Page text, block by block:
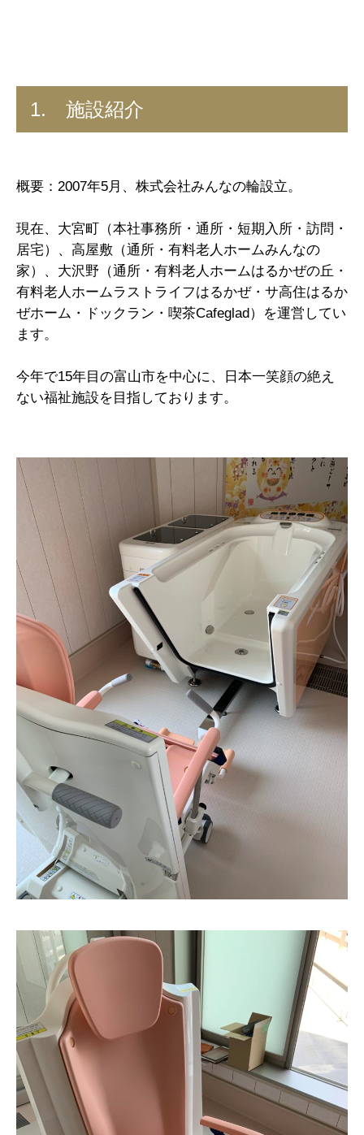
1. 施設紹介
概要：2007年5月、株式会社みんなの輪設立。
現在、大宮町（本社事務所・通所・短期入所・訪問・
居宅）、高屋敷（通所・有料老人ホームみんなの
家）、大沢野（通所・有料老人ホームはるかぜの丘・
有料老人ホームラストライフはるかぜ・サ高住はるか
ぜホーム・ドックラン・喫茶Cafeglad）を運営してい
ます。
今年で15年目の富山市を中心に、日本一笑顔の絶え
ない福祉施設を目指しております。